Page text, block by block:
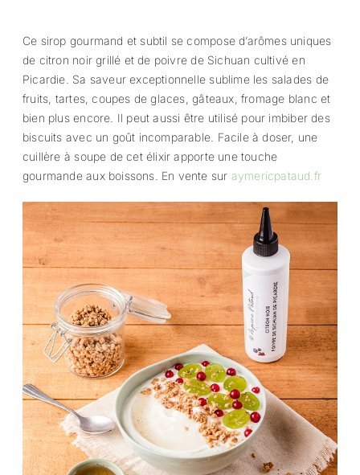
Ce sirop gourmand et subtil se compose d’arômes uniques
de citron noir grillé et de poivre de Sichuan cultivé en
Picardie. Sa saveur exceptionnelle sublime les salades de
fruits, tartes, coupes de glaces, gâteaux, fromage blanc et
bien plus encore. Il peut aussi être utilisé pour imbiber des
biscuits avec un goût incomparable. Facile à doser, une
cuillère à soupe de cet élixir apporte une touche
gourmande aux boissons. En vente sur aymericpataud.fr